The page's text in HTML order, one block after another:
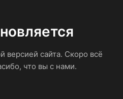
версией сайта. Скоро всё
что вы с нами.